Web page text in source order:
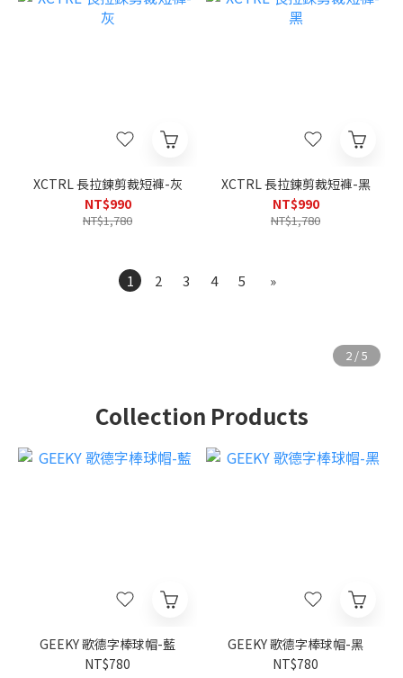
XCTRL 長拉鍊剪裁短褲-灰
NT$990
NT$1,780
XCTRL 長拉鍊剪裁短褲-黑
NT$990
NT$1,780
1 2 3 4 5 »
Collection Products
GEEKY 歌德字棒球帽-藍
NT$780
GEEKY 歌德字棒球帽-黑
NT$780